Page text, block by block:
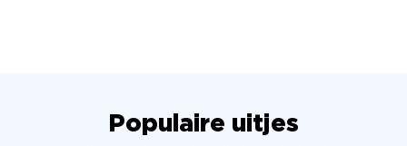
Populaire uitjes